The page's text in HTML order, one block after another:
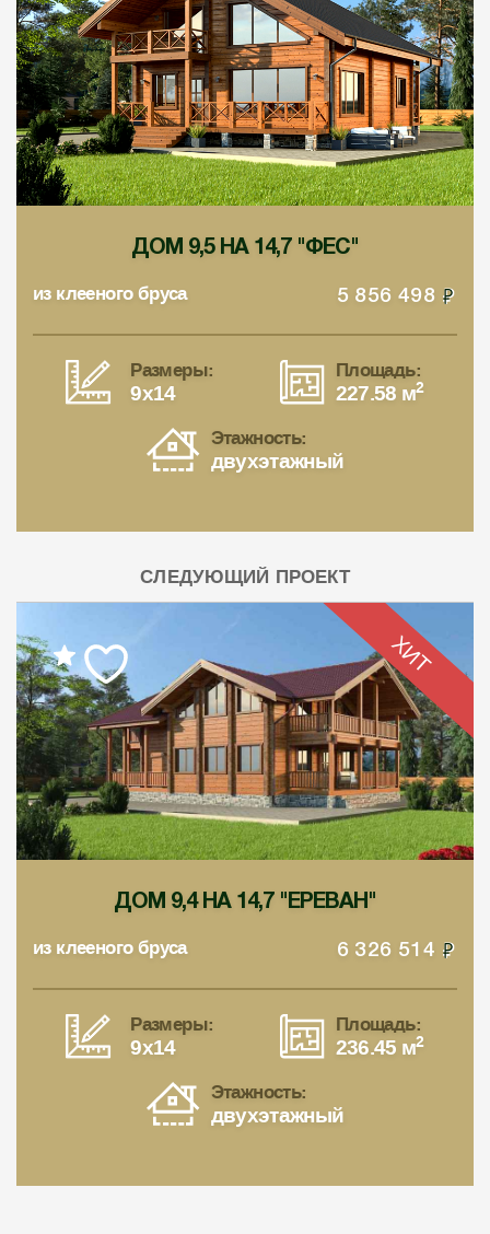
ДОМ 9,5 НА 14,7 "ФЕС"
из клееного бруса 5 856 498
Размеры:
9x14
Площадь:
227.58 м2
Этажность:
двухэтажный
СЛЕДУЮЩИЙ ПРОЕКТ
ХИТ
ДОМ 9,4 НА 14,7 "ЕРЕВАН"
из клееного бруса 6 326 514
Размеры:
9x14
Площадь:
236.45 м2
Этажность:
двухэтажный